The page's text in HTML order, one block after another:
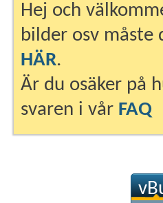
Hej och
bilder osv måste
HÄR.
Är du osäker på
svaren i vår FAQ